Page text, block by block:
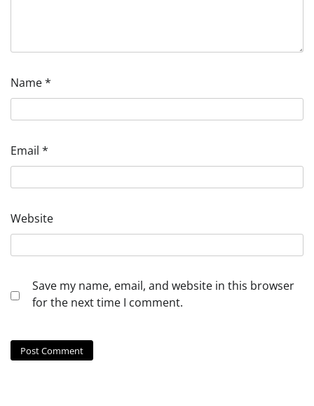
Name*
Email *
Website
Save my name, email, and website in this browser
for the next time I comment.